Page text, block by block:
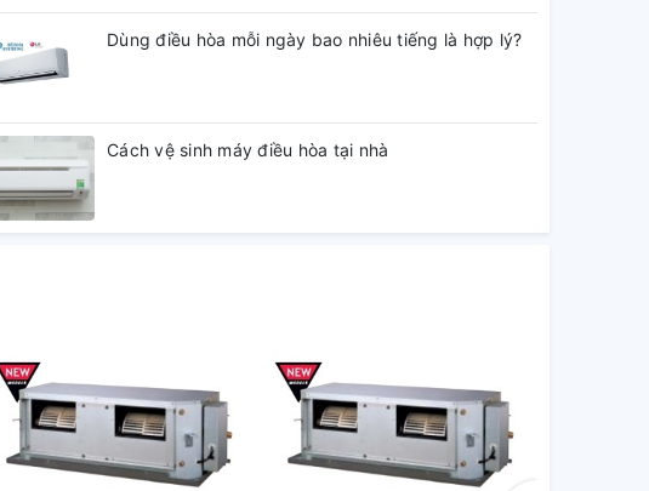
Dùng điều hòa mỗi ngày bao nhiêu tiếng là hợp lý?
Cách vệ sinh máy điều hòa tại nhà